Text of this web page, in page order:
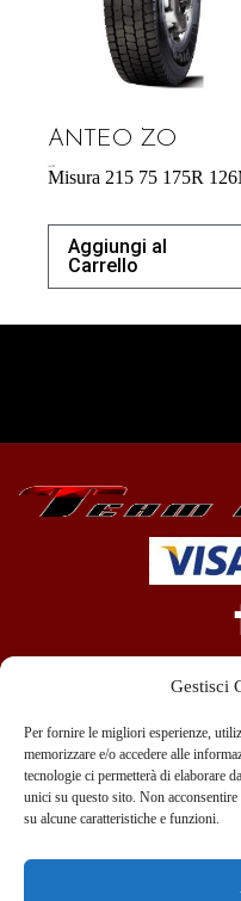
Gestisci
Per fornire le migliori esperienze,
memorizzare e/o accedere alle
tecnologie ci permetterà di elaborare
unici su questo sito. Non
su alcune caratteristiche e funzioni.
ANTEO ZO
Misura 215 75 175R
Aggiungi al
Carrello
+39 351 970 89